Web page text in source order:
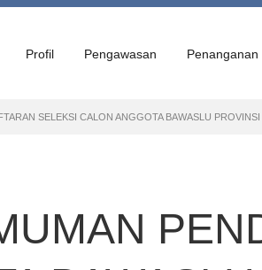
Profil Pengawasan
SELEKSI CALON ANGGOTA BAWASLU